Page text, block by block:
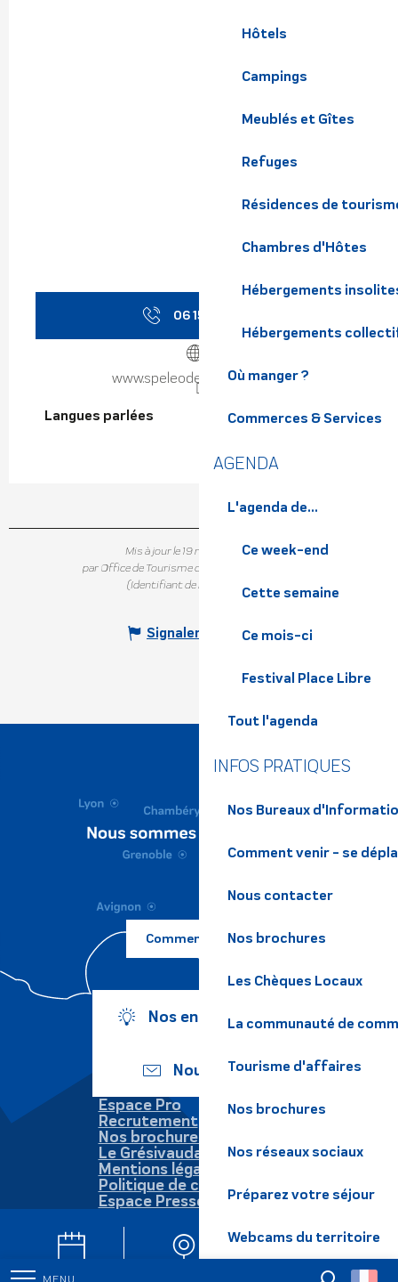
Newsletters
MENU
Hôtels
Campings
Meublés et Gîtes
Refuges
Résidences de
Chambres d'Hôtes
Hébergements
Hébergements
Où manger ?
Commerces & Services
AGENDA
L'agenda de...
Ce week-end
Cette semaine
Ce mois-ci
Festival Place Libre
Tout l'agenda
INFOS PRATIQUES
Nos Bureaux
Comment venir - se
Nous contacter
Nos brochures
Les Chèques Locaux
La communauté de
Tourisme d'affaires
Nos brochures
Nos réseaux sociaux
Préparez votre séjour
Webcams du territoire
06 15 11 25
www.speleodentdecrolles.fr
Langues parlées
Langues parlées
Mis à jour le 19 mai 2026 à 12:19
par Office de Tourisme de Belledonne Chartreuse
(Identifiant de l'offre :
Signaler une erreur
Comment venir ?
Nos engagements
Nous écrire
Espace Pro
Recrutement
Nos brochures
Le Grésivaudan
Mentions légales
Politique de confidentialité
Espace Presse